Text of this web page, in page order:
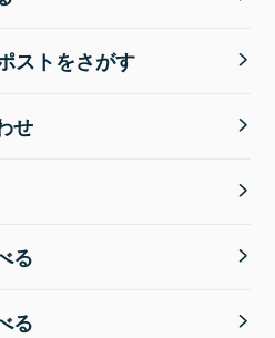
ストをさがす
せ
る
る